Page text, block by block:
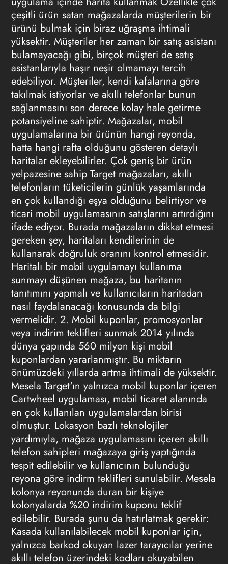
çeşitli ürün satan mağazalarda müşterilerin bir
ürünü bulmak için biraz uğraşma ihtimali
yüksektir. Müşteriler her zaman bir satış asistanı
bulamayacağı gibi, birçok müşteri de satış
asistanlarıyla haşır neşir olmamayı tercih
edebiliyor. Müşteriler, kendi kafalarına göre
takılmak istiyorlar ve akıllı telefonlar bunun
sağlanmasını son derece kolay hale getirme
potansiyeline sahiptir. Mağazalar, mobil
uygulamalarına bir ürünün hangi reyonda,
hatta hangi rafta olduğunu gösteren detaylı
haritalar ekleyebilirler. Çok geniş bir ürün
yelpazesine sahip Target mağazaları, akıllı
telefonların tüketicilerin günlük yaşamlarında
en çok kullandığı eşya olduğunu belirtiyor ve
ticari mobil uygulamasının satışlarını artırdığını
ifade ediyor. Burada mağazaların dikkat etmesi
gereken şey, haritaları kendilerinin de
kullanarak doğruluk oranını kontrol etmesidir.
Haritalı bir mobil uygulamayı kullanıma
sunmayı düşünen mağaza, bu haritanın
tanıtımını yapmalı ve kullanıcıların haritadan
nasıl faydalanacağı konusunda da bilgi
vermelidir. 2. Mobil kuponlar, promosyonlar
veya indirim teklifleri sunmak 2014 yılında
dünya çapında 560 milyon kişi mobil
kuponlardan yararlanmıştır. Bu miktarın
önümüzdeki yıllarda artma ihtimali de yüksektir.
Mesela Target'ın yalnızca mobil kuponlar içeren
Cartwheel uygulaması, mobil ticaret alanında
en çok kullanılan uygulamalardan birisi
olmuştur. Lokasyon bazlı teknolojiler
yardımıyla, mağaza uygulamasını içeren akıllı
telefon sahipleri mağazaya giriş yaptığında
tespit edilebilir ve kullanıcının bulunduğu
reyona göre indirm teklifleri sunulabilir. Mesela
kolonya reyonunda duran bir kişiye
kolonyalarda %20 indirim kuponu teklif
edilebilir. Burada şunu da hatırlatmak gerekir:
Kasada kullanılabilecek mobil kuponlar için,
yalnızca barkod okuyan lazer tarayıcılar yerine
akıllı telefon üzerindeki kodları okuyabilen